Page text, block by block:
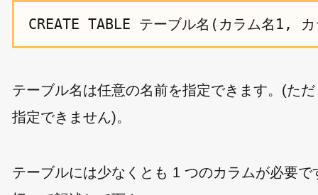
CREATE TABLE テーブル名(カラム名
テーブル名は任意の名前を指定できます。(た
指定できません)。
テーブルには少なくとも 1 つのカラムが必要